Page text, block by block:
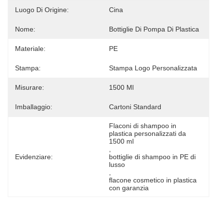
Luogo Di Origine: Cina
Nome: Bottiglie Di Pompa Di Plastica
Materiale: PE
Stampa: Stampa Logo Personalizzata
Misurare: 1500 Ml
Imballaggio: Cartoni Standard
Evidenziare:
Flaconi di shampoo in
plastica personalizzati da
1500 ml
bottiglie di shampoo in PE di
lusso
flacone cosmetico in plastica
con garanzia